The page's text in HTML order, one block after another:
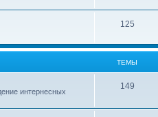
125
ТЕМЫ
интернесных
149